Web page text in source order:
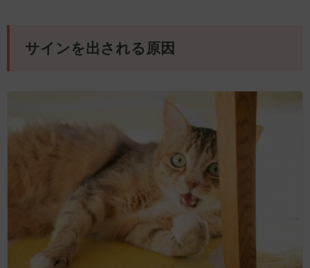
サインを出される原因